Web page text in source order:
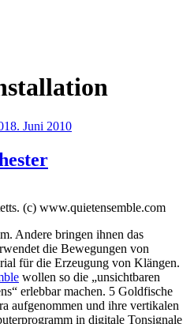
18. Juni 2010
(c) www.quietensemble.com
Andere bringen ihnen das
die Bewegungen von
für die Erzeugung von Klängen.
wollen so die „unsichtbaren
erlebbar machen. 5 Goldfische
aufgenommen und ihre vertikalen
in digitale Tonsignale